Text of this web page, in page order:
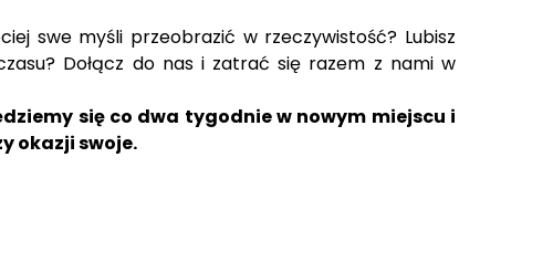
swe myśli przeobrazić w rzeczywistość? Lubisz
Dołącz do nas i zatrać się razem z nami w
się co dwa tygodnie w nowym miejscu i
okazji swoje.